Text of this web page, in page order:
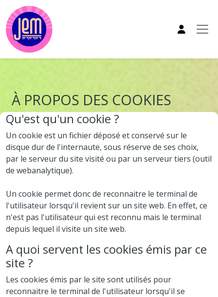
Aller au contenu principal
À PROPOS DES COOKIES
Qu'est qu'un cookie ?
Un cookie est un fichier déposé et conservé sur le
disque dur de l'internaute, sous réserve de ses choix,
par le serveur du site visité ou par un serveur tiers (outil
de webanalytique).
Un cookie permet donc de reconnaitre le terminal de
l'utilisateur lorsqu'il revient sur un site web. En effet, ce
n'est pas l'utilisateur qui est reconnu mais le terminal
depuis lequel il visite un site web.
A quoi servent les cookies émis par ce
site ?
Les cookies émis par le site sont utilisés pour
reconnaitre le terminal de l'utilisateur lorsqu'il se